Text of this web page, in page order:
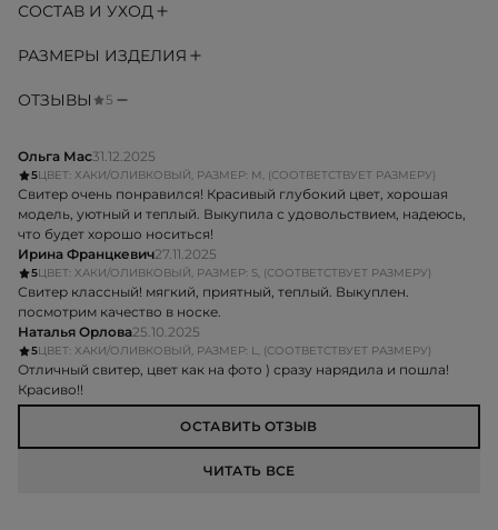
СОСТАВ И УХОД
РАЗМЕРЫ ИЗДЕЛИЯ
ОТЗЫВЫ 5
Ольга Мас31.12.2025
5ЦВЕТ: ХАКИ/ОЛИВКОВЫЙ, РАЗМЕР: M, (СООТВЕТСТВУЕТ РАЗМЕРУ)
Свитер очень понравился! Красивый глубокий цвет, хорошая
модель, уютный и теплый. Выкупила с удовольствием, надеюсь,
что будет хорошо носиться!
Ирина Францкевич27.11.2025
5ЦВЕТ: ХАКИ/ОЛИВКОВЫЙ, РАЗМЕР: S, (СООТВЕТСТВУЕТ РАЗМЕРУ)
Свитер классный! мягкий, приятный, теплый. Выкуплен.
посмотрим качество в носке.
Наталья Орлова25.10.2025
5ЦВЕТ: ХАКИ/ОЛИВКОВЫЙ, РАЗМЕР: L, (СООТВЕТСТВУЕТ РАЗМЕРУ)
Отличный свитер, цвет как на фото ) сразу нарядила и пошла!
Красиво!!
ОСТАВИТЬ ОТЗЫВ
ЧИТАТЬ ВСЕ